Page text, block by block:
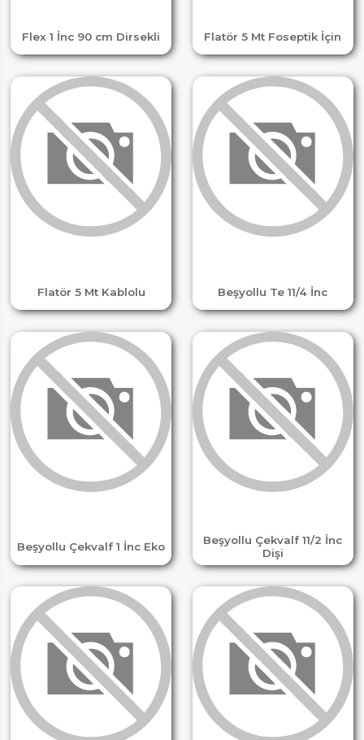
Flex 1 İnc 90 cm Dirsekli Flatör 5 Mt Foseptik İçin
Flatör 5 Mt Kablolu Beşyollu Te 11/4 İnc
Beşyollu Çekvalf 1 İnc Eko
Beşyollu Çekvalf 11/2 İnc
Dişi